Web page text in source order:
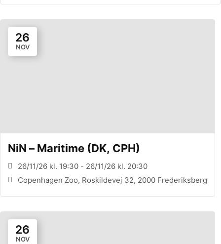
26
NOV
NiN – Maritime (DK, CPH)
26/11/26 kl. 19:30 - 26/11/26 kl. 20:30
Copenhagen Zoo, Roskildevej 32, 2000 Frederiksberg
26
NOV